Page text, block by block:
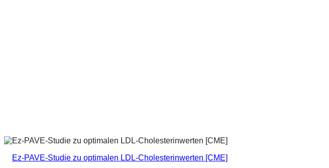
Ez-PAVE-Studie zu optimalen LDL-Cholesterinwerten [CME]